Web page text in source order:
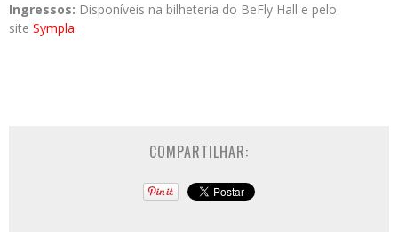
Ingressos: Disponíveis na bilheteria do BeFly Hall e pelo
site Sympla
COMPARTILHAR: